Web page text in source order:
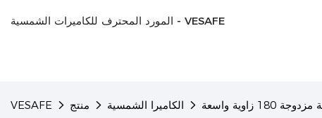
المورد المحترف للكاميرات الشمسية - VESAFE
VESAFE منتج الكاميرا الشمسية